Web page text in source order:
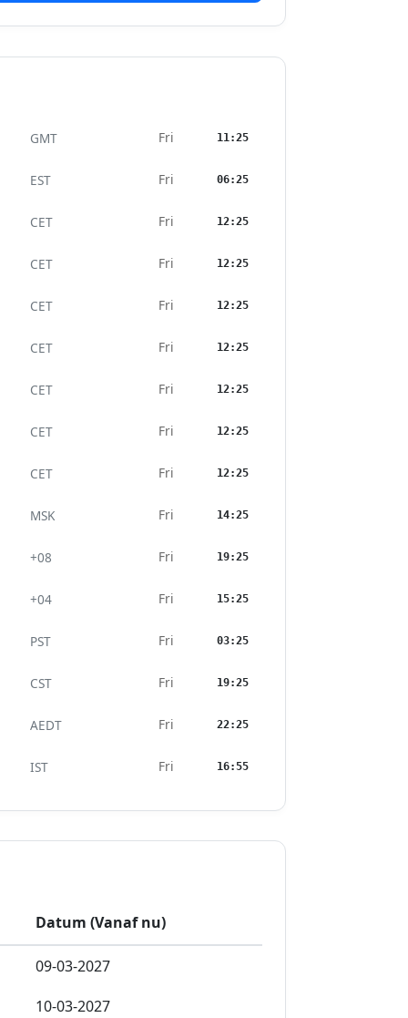
GMT Fri 11:25
EST Fri 06:25
CET Fri 12:25
CET Fri 12:25
CET Fri 12:25
CET Fri 12:25
CET Fri 12:25
CET Fri 12:25
CET Fri 12:25
MSK Fri 14:25
+08 Fri 19:25
+04 Fri 15:25
PST Fri 03:25
CST Fri 19:25
AEDT Fri 22:25
IST Fri 16:55
Datum (Vanaf nu)
09-03-2027
10-03-2027